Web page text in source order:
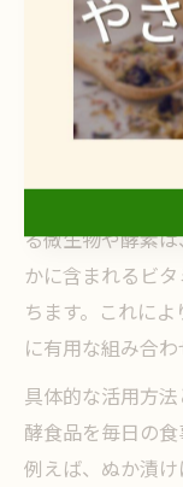
腸活に役立つマ
として注目され
る微生物や酵素
かに含まれるビ
ちます。これに
に有用な組み合わ
具体的な活用方
酵食品を毎日の食
例えば、ぬか漬